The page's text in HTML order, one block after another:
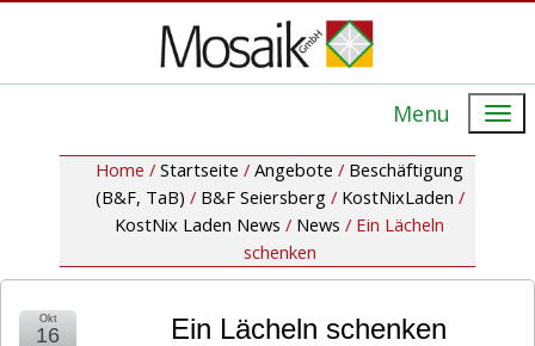
Menu
Home / Startseite / Angebote / Beschäftigung
(B&F, TaB) / B&F Seiersberg / KostNixLaden /
KostNix Laden News / News / Ein Lächeln
schenken
Ein Lächeln schenken
Okt
16